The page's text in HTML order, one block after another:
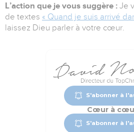
L’action que je vous suggère : Je
de textes « Quand je suis arrivé
laissez Dieu parler à votre cœur.
S'abonner à
Cœur à
S'abonner à